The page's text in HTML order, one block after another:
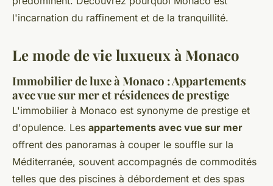
l'incarnation du raffinement et de la tranquillité.
Le mode de vie luxueux à Monaco
Immobilier de luxe à Monaco : Appartements
avec vue sur mer et résidences de prestige
L'immobilier à Monaco est synonyme de prestige et
d'opulence. Les appartements avec vue sur mer
offrent des panoramas à couper le souffle sur la
Méditerranée, souvent accompagnés de commodités
telles que des piscines à débordement et des spas